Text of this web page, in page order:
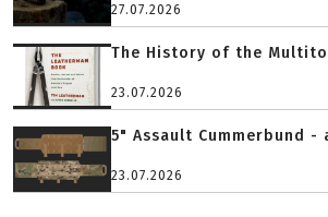
27.07.2026
The History of the
23.07.2026
5" Assault Cummerbund -
23.07.2026